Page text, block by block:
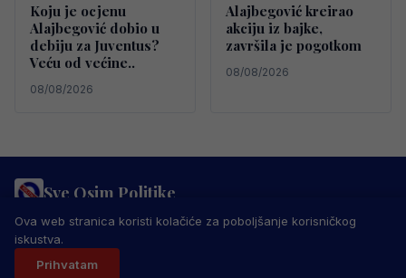
Koju je ocjenu
Alajbegović dobio u
debiju za Juventus?
Veću od većine..
08/08/2026
Alajbegović kreirao
akciju iz bajke,
završila je pogotkom
08/08/2026
Sve Osim Politike
PRAVILA PRIVATNOSTI MARKETING
USLOVI KORIŠTENJA
IMPRESSUM
© 2026 Sve Osim Politike. Sva prava zadržana.
Ova web stranica koristi kolačiće za poboljšanje korisničkog
iskustva.
Prihvatam